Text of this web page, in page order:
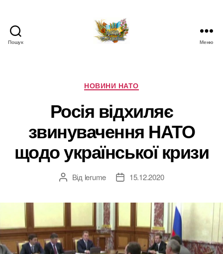
Пошук
Новини
про
НАТО
в
Україні
Меню
Категорії
НОВИНИ НАТО
Росія відхиляє
звинувачення НАТО
щодо української кризи
Автор
Від lerume
Дата15.12.2020